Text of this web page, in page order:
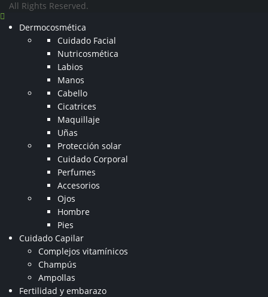
All Rights Reserved.
Dermocosmética
Cuidado Facial
Nutricosmética
Labios
Manos
Cabello
Cicatrices
Maquillaje
Uñas
Protección solar
Cuidado Corporal
Perfumes
Accesorios
Ojos
Hombre
Pies
Cuidado Capilar
Complejos vitamínicos
Champús
Ampollas
Fertilidad y embarazo